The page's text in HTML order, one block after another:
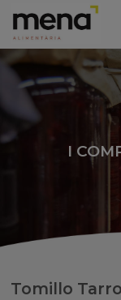
I
Tomillo